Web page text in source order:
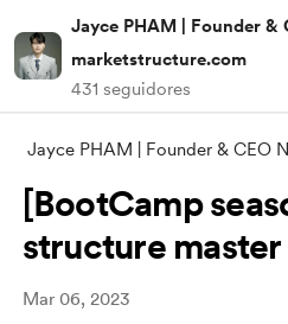
Jayce PHAM | Founder &
marketstructure.com
431 seguidores
Jayce PHAM | Founder & CEO
[BootCamp
structure
Mar 06, 2023